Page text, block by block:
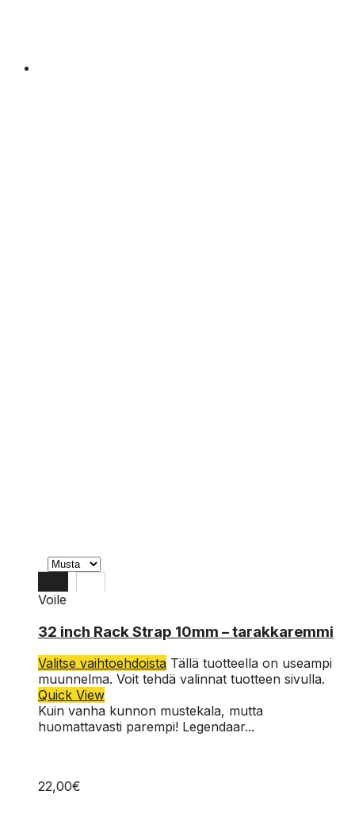
Voile
32 inch Rack Strap 10mm – tarakkaremmi
Valitse vaihtoehdoista Tällä tuotteella on useampi
muunnelma. Voit tehdä valinnat tuotteen sivulla.
Quick View
Kuin vanha kunnon mustekala, mutta
huomattavasti parempi! Legendaar...
22,00€